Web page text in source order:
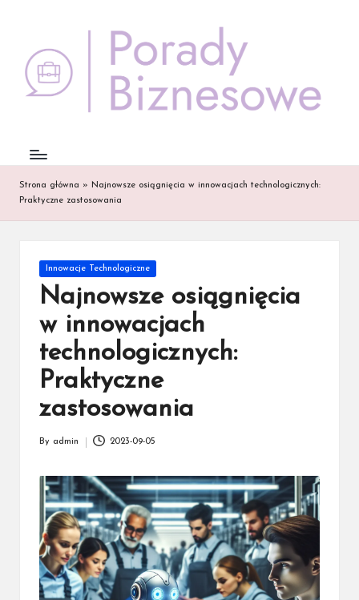
content
Strona główna »
Najnowsze osiągnięcia w innowacjach technologicznych:
Praktyczne zastosowania
Posted
in
Innowacje Technologiczne
Najnowsze osiągnięcia
w innowacjach
technologicznych:
Praktyczne
zastosowania
By admin 2023-09-05